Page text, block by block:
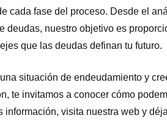
cada fase del proceso. Desde el
deudas, nuestro objetivo es
que las deudas definan tu futuro.
situación de endeudamiento y
te invitamos a conocer cómo
información, visita nuestra web y